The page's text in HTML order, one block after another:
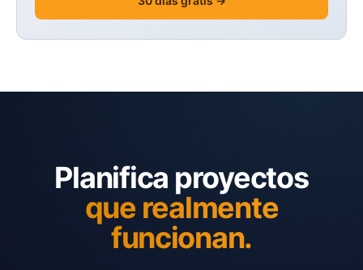
Planifica proyectos
que realmente
funcionan.